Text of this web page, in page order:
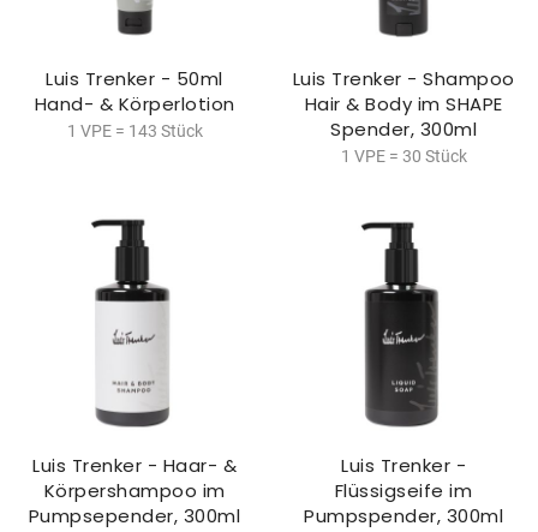
Luis Trenker - 50ml
Hand- & Körperlotion
1 VPE = 143 Stück
Luis Trenker - Shampoo
Hair & Body im SHAPE
Spender, 300ml
1 VPE = 30 Stück
Luis Trenker - Haar- &
Körpershampoo im
Pumpsepender, 300ml
Luis Trenker -
Flüssigseife im
Pumpspender, 300ml